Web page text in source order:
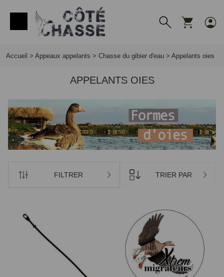
Accueil > Appeaux appelants > Chasse du gibier d'eau > Appelants oies
APPELANTS OIES
FILTRER TRIER PAR